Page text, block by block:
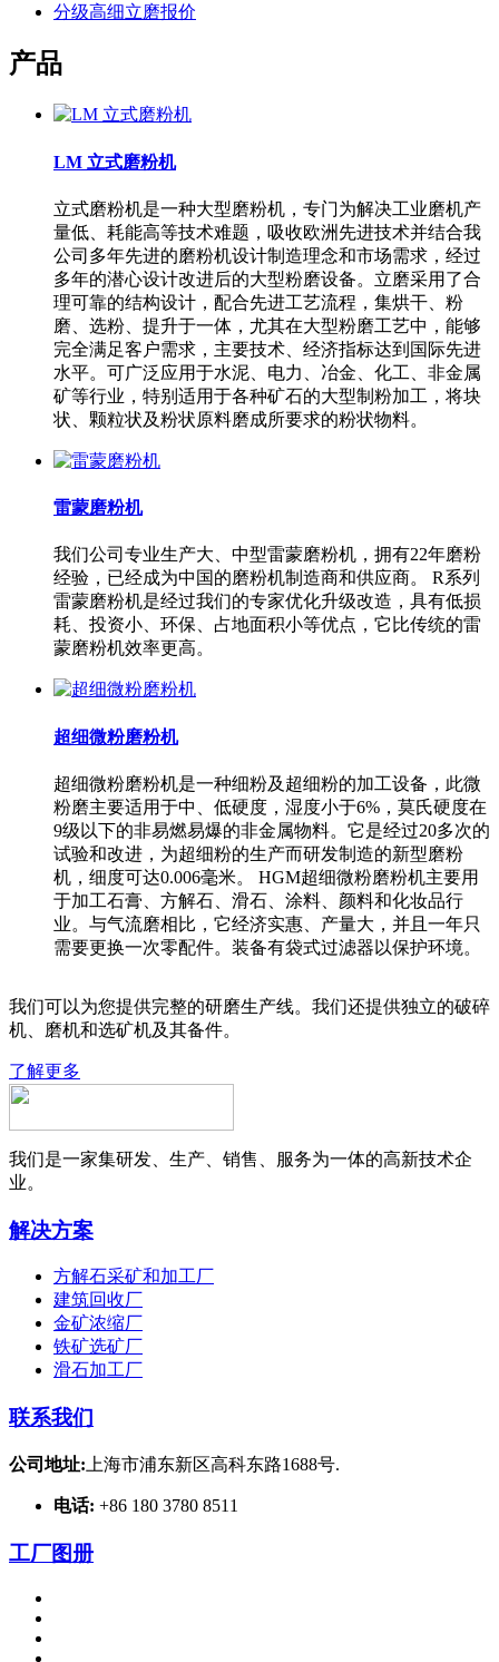
分级高细立磨报价
产品
LM 立式磨粉机
立式磨粉机是一种大型磨粉机，专门为解决工业磨机产
量低、耗能高等技术难题，吸收欧洲先进技术并结合我
公司多年先进的磨粉机设计制造理念和市场需求，经过
多年的潜心设计改进后的大型粉磨设备。立磨采用了合
理可靠的结构设计，配合先进工艺流程，集烘干、粉
磨、选粉、提升于一体，尤其在大型粉磨工艺中，能够
完全满足客户需求，主要技术、经济指标达到国际先进
水平。可广泛应用于水泥、电力、冶金、化工、非金属
矿等行业，特别适用于各种矿石的大型制粉加工，将块
状、颗粒状及粉状原料磨成所要求的粉状物料。
雷蒙磨粉机
我们公司专业生产大、中型雷蒙磨粉机，拥有22年磨粉
经验，已经成为中国的磨粉机制造商和供应商。 R系列
雷蒙磨粉机是经过我们的专家优化升级改造，具有低损
耗、投资小、环保、占地面积小等优点，它比传统的雷
蒙磨粉机效率更高。
超细微粉磨粉机
超细微粉磨粉机是一种细粉及超细粉的加工设备，此微
粉磨主要适用于中、低硬度，湿度小于6%，莫氏硬度在
9级以下的非易燃易爆的非金属物料。它是经过20多次的
试验和改进，为超细粉的生产而研发制造的新型磨粉
机，细度可达0.006毫米。 HGM超细微粉磨粉机主要用
于加工石膏、方解石、滑石、涂料、颜料和化妆品行
业。与气流磨相比，它经济实惠、产量大，并且一年只
需要更换一次零配件。装备有袋式过滤器以保护环境。
我们可以为您提供完整的研磨生产线。我们还提供独立的破碎
机、磨机和选矿机及其备件。
了解更多
我们是一家集研发、生产、销售、服务为一体的高新技术企
业。
解决方案
方解石采矿和加工厂
建筑回收厂
金矿浓缩厂
铁矿选矿厂
滑石加工厂
联系我们
公司地址: 上海市浦东新区高科东路1688号.
电话: +86 180 3780 8511
工厂图册